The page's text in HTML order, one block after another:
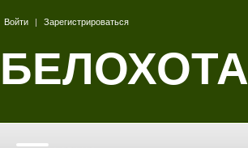
Войти | Зарегистрироваться
БЕЛОХОТА